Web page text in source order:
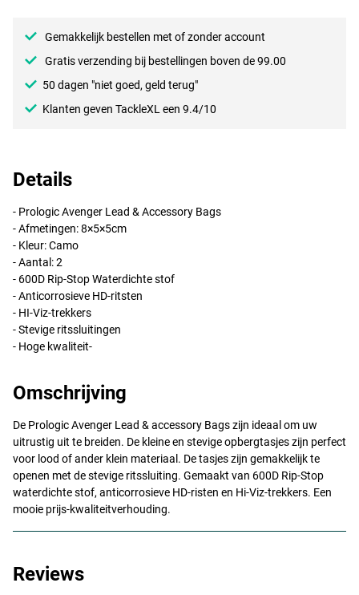
Gemakkelijk bestellen met of zonder account
Gratis verzending bij bestellingen boven de 99.00
50 dagen "niet goed, geld terug"
Klanten geven TackleXL een 9.4/10
Details
- Prologic Avenger Lead & Accessory Bags
- Afmetingen: 8×5×5cm
- Kleur: Camo
- Aantal: 2
- 600D Rip-Stop Waterdichte stof
- Anticorrosieve HD-ritsten
- HI-Viz-trekkers
- Stevige ritssluitingen
- Hoge kwaliteit-
Omschrijving
De Prologic Avenger Lead & accessory Bags zijn ideaal om uw
uitrustig uit te breiden. De kleine en stevige opbergtasjes zijn perfect
voor lood of ander klein materiaal. De tasjes zijn gemakkelijk te
openen met de stevige ritssluiting. Gemaakt van 600D Rip-Stop
waterdichte stof, anticorrosieve HD-risten en Hi-Viz-trekkers. Een
mooie prijs-kwaliteitverhouding.
Reviews